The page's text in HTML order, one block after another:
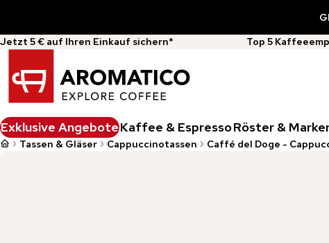
Jetzt 5 € auf Ihren Einkauf sichern*
Top 5
Exklusive AngeboteKaffee & EspressoRöster &
Tassen & Gläser Cappuccinotassen Caffé del Doge -